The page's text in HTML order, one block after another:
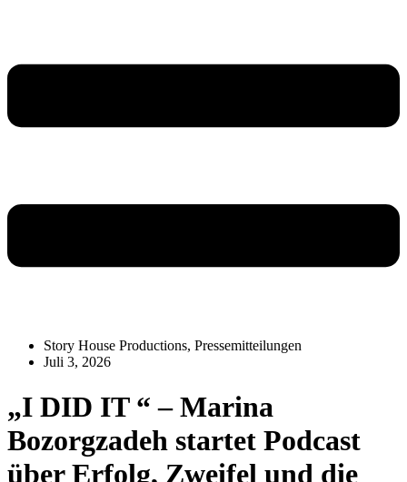
Story House Productions, Pressemitteilungen
Juli 3, 2026
„I DID IT “ – Marina
Bozorgzadeh startet Podcast
über Erfolg, Zweifel und die